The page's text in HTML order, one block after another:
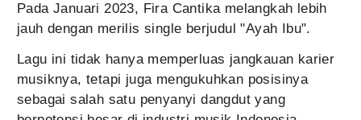
Pada Januari 2023, Fira Cantika melangkah lebih
jauh dengan merilis single berjudul "Ayah Ibu".
Lagu ini tidak hanya memperluas jangkauan karier
musiknya, tetapi juga mengukuhkan posisinya
sebagai salah satu penyanyi dangdut yang